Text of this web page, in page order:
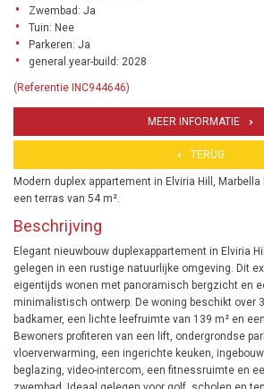
Zwembad: Ja
Tuin: Nee
Parkeren: Ja
general.year-build: 2028
(Referentie INC944646)
MEER INFORMATIE
TERUG
Modern duplex appartement in Elviria Hill,
een terras van 54 m².
Beschrijving
Elegant nieuwbouw duplexappartement in Elviria
gelegen in een rustige natuurlijke omgeving. Dit
eigentijds wonen met panoramisch bergzicht en
minimalistisch ontwerp. De woning beschikt over
badkamer, een lichte leefruimte van 139 m² en
Bewoners profiteren van een lift, ondergrondse
vloerverwarming, een ingerichte keuken,
beglazing, video-intercom, een fitnessruimte en